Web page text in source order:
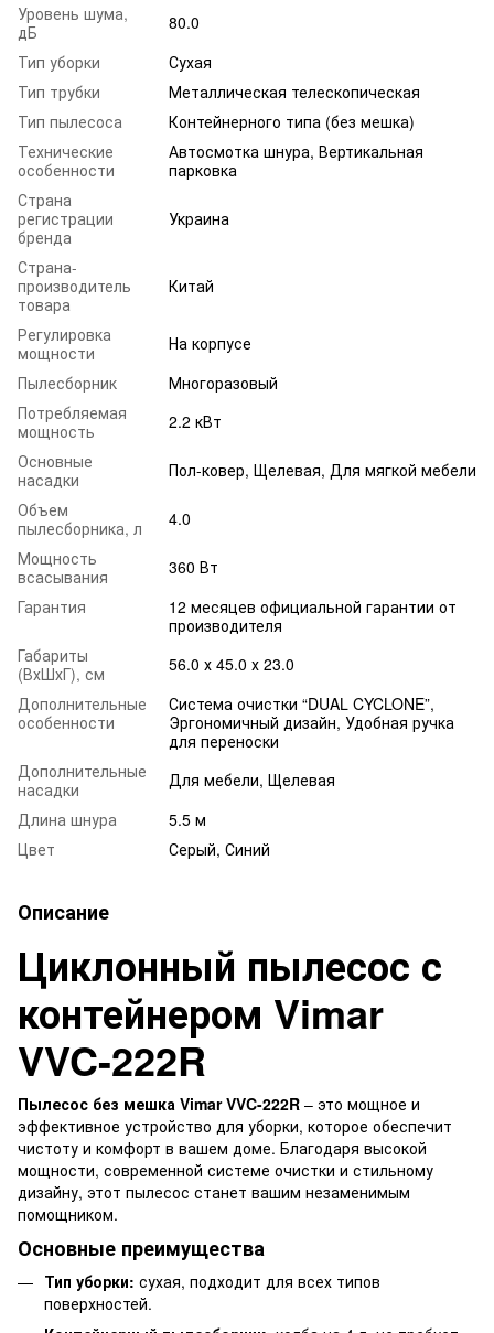
Уровень шума,
дБ
80.0
Тип уборки
Сухая
Тип трубки
Металлическая телескопическая
Тип пылесоса
Контейнерного типа (без мешка)
Технические
особенности
Автосмотка шнура, Вертикальная
парковка
Страна
регистрации
бренда
Украина
Страна-
производитель
товара
Китай
Регулировка
мощности
На корпусе
Пылесборник
Многоразовый
Потребляемая
мощность
2.2 кВт
Основные
насадки
Пол-ковер, Щелевая, Для мягкой мебели
Объем
пылесборника, л
4.0
Мощность
всасывания
360 Вт
Гарантия
12 месяцев официальной гарантии от
производителя
Габариты
(ВхШхГ), см
56.0 х 45.0 х 23.0
Дополнительные
особенности
Система очистки “DUAL CYCLONE”,
Эргономичный дизайн, Удобная ручка
для переноски
Дополнительные
насадки
Для мебели, Щелевая
Длина шнура
5.5 м
Цвет
Серый, Синий
Описание
Циклонный пылесос с
контейнером Vimar
VVC-222R
Пылесос без мешка Vimar VVC-222R – это мощное и
эффективное устройство для уборки, которое обеспечит
чистоту и комфорт в вашем доме. Благодаря высокой
мощности, современной системе очистки и стильному
дизайну, этот пылесос станет вашим незаменимым
помощником.
Основные преимущества
Тип уборки: сухая, подходит для всех типов
поверхностей.